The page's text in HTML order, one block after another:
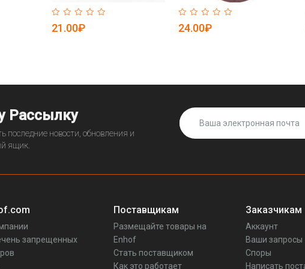
21.00₽ 24.00₽
Рассылку
последние новости, обновления и
ящик.
запрещенных
Поставщикам
Размещайте товары на
Enhof
Стать поставщиком
Как это работает
Заказчикам
Аккаунт
Ваши запросы
Споры
Написать